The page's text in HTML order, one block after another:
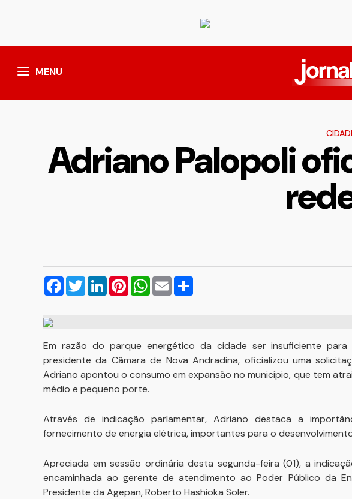
MENU
Adriano Palopoli
Facebook
TwitterLinkedInPinterestWhatsApp
Email
Em razão do parque energético da cidade ser insuficiente
presidente da Câmara de Nova Andradina, oficializou uma
Adriano apontou o consumo em expansão no município, que tem
médio e pequeno porte.
Através de indicação parlamentar, Adriano destaca a
fornecimento de energia elétrica, importantes para o
Apreciada em sessão ordinária desta segunda-feira (01), a
encaminhada ao gerente de atendimento ao Poder Público da
Presidente da Agepan, Roberto Hashioka Soler.